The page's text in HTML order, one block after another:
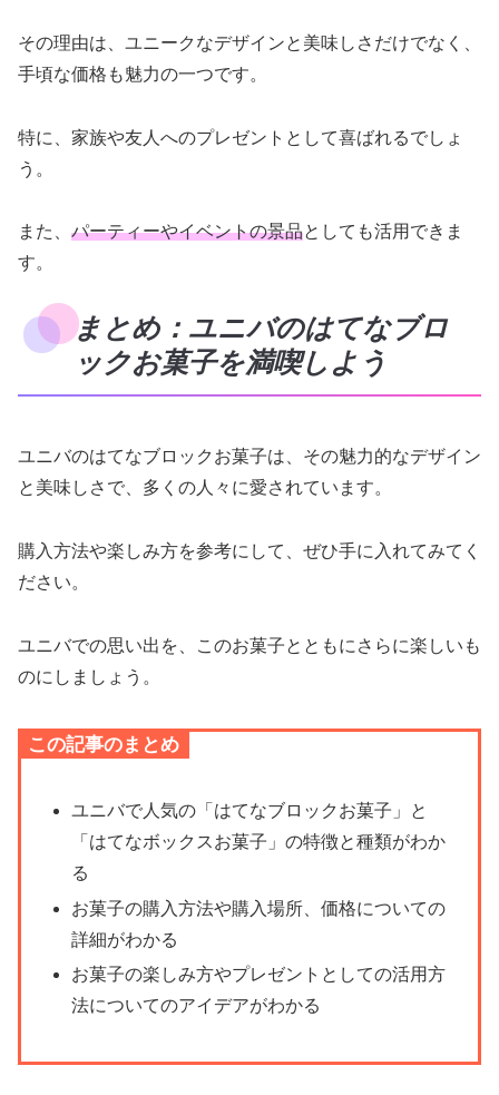
その理由は、ユニークなデザインと美味しさだけでなく、
手頃な価格も魅力の一つです。
特に、家族や友人へのプレゼントとして喜ばれるでしょ
う。
また、 パーティーやイベントの景品としても活用できま
す。
まとめ：ユニバのはてなブロ
ックお菓子を満喫しよう
ユニバのはてなブロックお菓子は、その魅力的なデザイン
と美味しさで、多くの人々に愛されています。
購入方法や楽しみ方を参考にして、ぜひ手に入れてみてく
ださい。
ユニバでの思い出を、このお菓子とともにさらに楽しいも
のにしましょう。
この記事のまとめ
ユニバで人気の「はてなブロックお菓子」と
「はてなボックスお菓子」の特徴と種類がわか
る
お菓子の購入方法や購入場所、価格についての
詳細がわかる
お菓子の楽しみ方やプレゼントとしての活用方
法についてのアイデアがわかる